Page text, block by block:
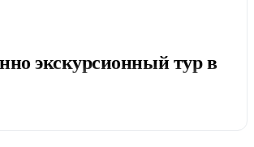
экскурсионный тур в